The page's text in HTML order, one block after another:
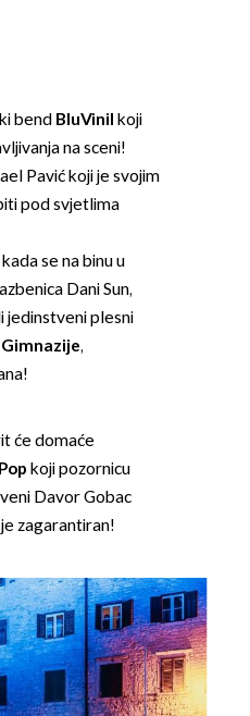
bend BluVinil koji
na sceni!
Pavić koji je svojim
pod svjetlima
se na binu u
Dani Sun,
jedinstveni plesni
,
će domaće
koji pozornicu
Davor Gobac
zagarantiran!